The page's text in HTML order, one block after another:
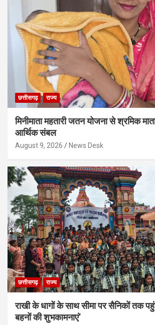
छत्तीसगढ़ राज्य
मिनीमाता महतारी जतन योजना से श्रमिक
आर्थिक संबल
August 9, 2026 News Desk
छत्तीसगढ़ राज्य
राखी के धागों के साथ सीमा पर सैनिकों तक
बहनों की शुभकामनाएं’